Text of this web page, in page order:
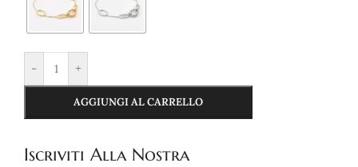
- +
AGGIUNGI AL CARRELLO
Iscriviti Alla Nostra